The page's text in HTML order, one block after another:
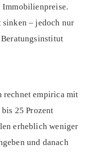
Immobilienpreise.
sinken – jedoch nur
rechnet empirica mit
25 Prozent
erheblich weniger
und danach